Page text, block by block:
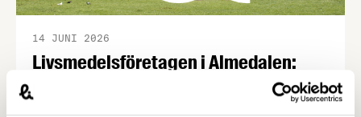
Livsmedelsföretagen i Almedalen:
Grön uppväxling, spänstiga samtal
och matiga mingel –
14 JUNI 2026